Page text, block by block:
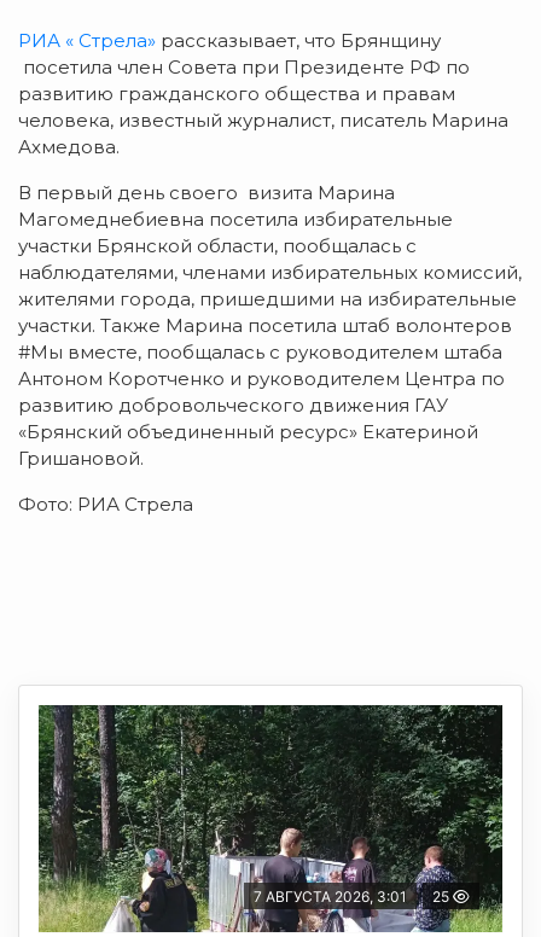
РИА « Стрела» рассказывает, что Брянщину
посетила член Совета при Президенте РФ по
развитию гражданского общества и правам
человека, известный журналист, писатель Марина
Ахмедова.
В первый день своего визита Марина
Магомеднебиевна посетила избирательные
участки Брянской области, пообщалась с
наблюдателями, членами избирательных комиссий,
жителями города, пришедшими на избирательные
участки. Также Марина посетила штаб волонтеров
#Мы вместе, пообщалась с руководителем штаба
Антоном Коротченко и руководителем Центра по
развитию добровольческого движения ГАУ
«Брянский объединенный ресурс» Екатериной
Гришановой.
Фото: РИА Стрела
7 АВГУСТА 2026, 3:01 25